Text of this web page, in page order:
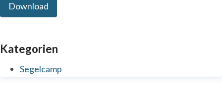
Download
Kategorien
Segelcamp